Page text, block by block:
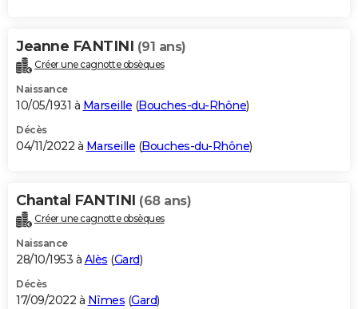
Jeanne FANTINI (91 ans)
Créer une cagnotte obsèques
Naissance
10/05/1931 à Marseille (Bouches-du-Rhône)
Décès
04/11/2022 à Marseille (Bouches-du-Rhône)
Chantal FANTINI (68 ans)
Créer une cagnotte obsèques
Naissance
28/10/1953 à Alès (Gard)
Décès
17/09/2022 à Nîmes (Gard)